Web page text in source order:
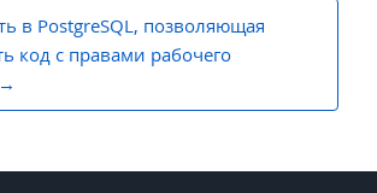
в PostgreSQL, позволяющая
код с правами рабочего